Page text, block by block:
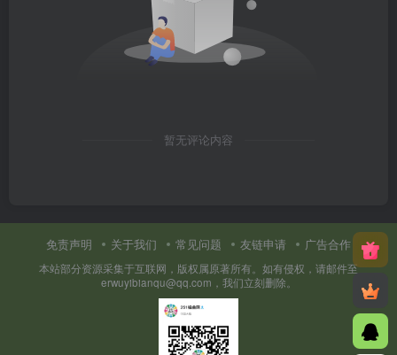
暂无评论内容
免责声明 关于我们 常见问题 友链申请 广告合作
本站部分资源采集于互联网，版权属原著所有。如有侵权，请邮件至
erwuyibianqu@qq.com，我们立刻删除。